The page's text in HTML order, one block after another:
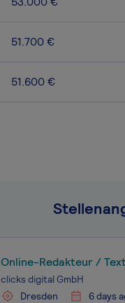
51.700 €
51.600 €
Online-Redakteur /
clicks digital GmbH
Dresden
6 days